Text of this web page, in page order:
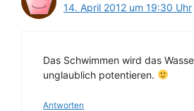
14. April 2012 um 19:30 Uhr
Das Schwimmen wird das
unglaublich potentieren.
Antworten